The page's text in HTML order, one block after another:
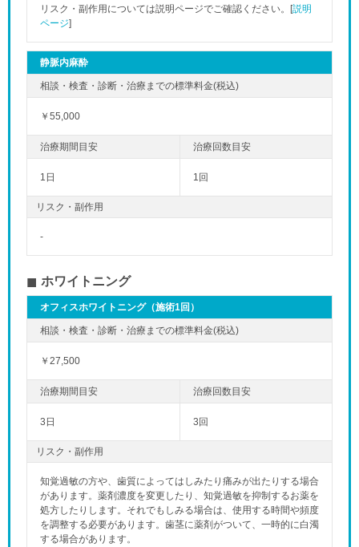
リスク・副作用については説明ページでご確認ください。[説明
ページ]
静脈内麻酔
￥55,000
1日 1回
リスク・副作用
-
ホワイトニング
オフィスホワイトニング（施術1回）
￥27,500
3日 3回
リスク・副作用
知覚過敏の方や、歯質によってはしみたり痛みが出たりする場合
があります。薬剤濃度を変更したり、知覚過敏を抑制するお薬を
処方したりします。それでもしみる場合は、使用する時間や頻度
を調整する必要があります。歯茎に薬剤がついて、一時的に白濁
する場合があります。